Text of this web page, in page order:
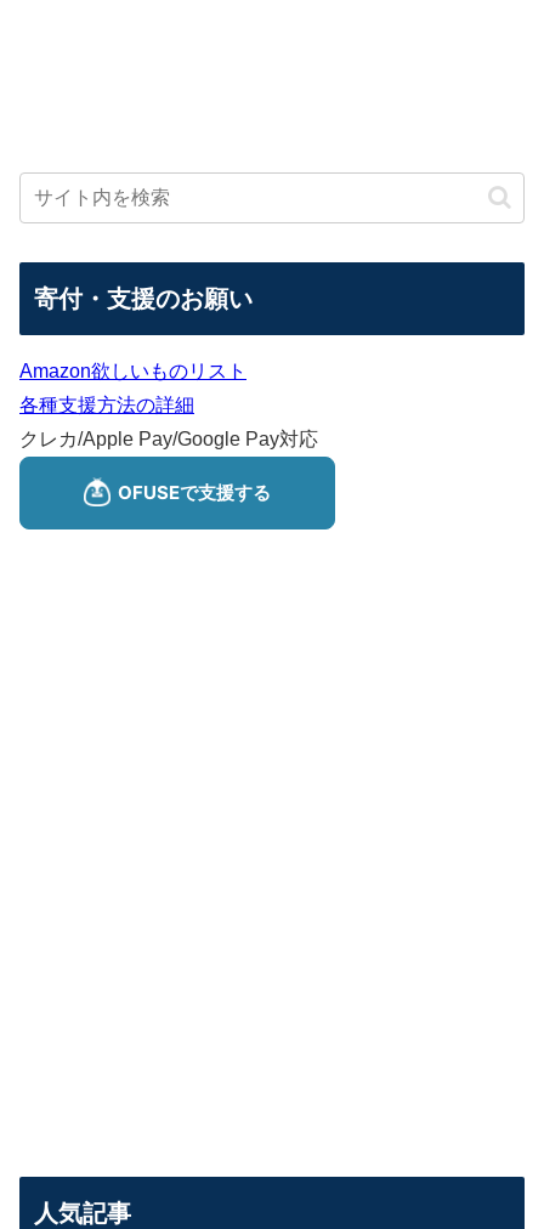
寄付・支援のお願い
Amazon欲しいものリスト
各種支援方法の詳細
クレカ/Apple Pay/Google Pay対応
人気記事